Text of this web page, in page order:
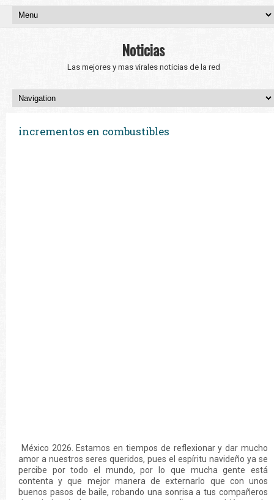
Noticias
Las mejores y mas virales noticias de la red
incrementos en combustibles
México 2026. Estamos en tiempos de reflexionar y dar mucho
amor a nuestros seres queridos, pues el espíritu navideño ya se
percibe por todo el mundo, por lo que mucha gente está
contenta y que mejor manera de externarlo que con unos
buenos pasos de baile, robando una sonrisa a tus compañeros